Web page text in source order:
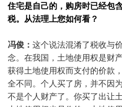
住宅是自己的，购房时已经包
税。从法理上您如何看？
冯俊：这个说法混淆了税收与
念。在我国，土地使用权是财
获得土地使用权而支付的价款
全不同。个人买了房，并不因
不是个人财产了。你买了出让